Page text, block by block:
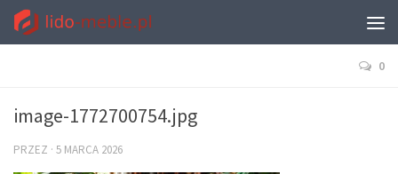
0
image-1772700754.jpg
PRZEZ · 5 MARCA 2026